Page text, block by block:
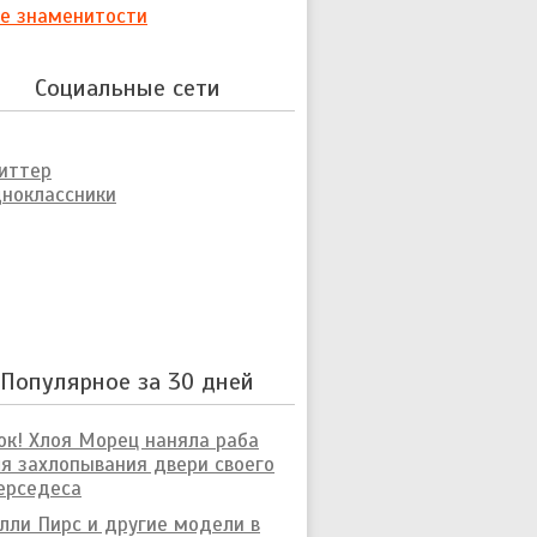
знаменитости
Социальные сети
Популярное за 30 дней
Хлоя Морец наняла раба
захлопывания двери своего
Пирс и другие модели в